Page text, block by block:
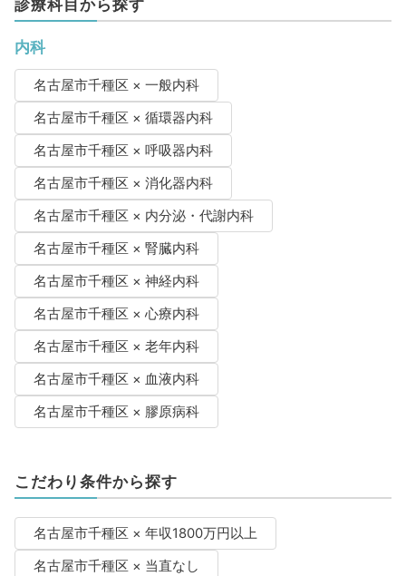
診療科目から探す
内科
名古屋市千種区 × 一般内科
名古屋市千種区 × 循環器内科
名古屋市千種区 × 呼吸器内科
名古屋市千種区 × 消化器内科
名古屋市千種区 × 内分泌・代謝内科
名古屋市千種区 × 腎臓内科
名古屋市千種区 × 神経内科
名古屋市千種区 × 心療内科
名古屋市千種区 × 老年内科
名古屋市千種区 × 血液内科
名古屋市千種区 × 膠原病科
こだわり条件から探す
名古屋市千種区 × 年収1800万円以上
名古屋市千種区 × 当直なし